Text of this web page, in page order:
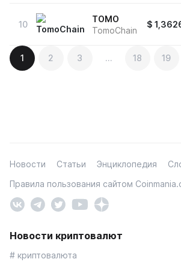
10
TOMO
TomoChain
$
Навигация
по
1 2 3 … 18 19
Новости Статьи Энциклопедия
Правила пользования сайтом
Новости криптовалют
# криптовалюта